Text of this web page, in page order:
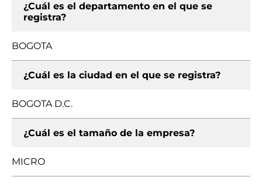
¿Cuál es el departamento en el que se
registra?
BOGOTA
¿Cuál es la ciudad en el que se registra?
BOGOTA D.C.
¿Cuál es el tamaño de la empresa?
MICRO